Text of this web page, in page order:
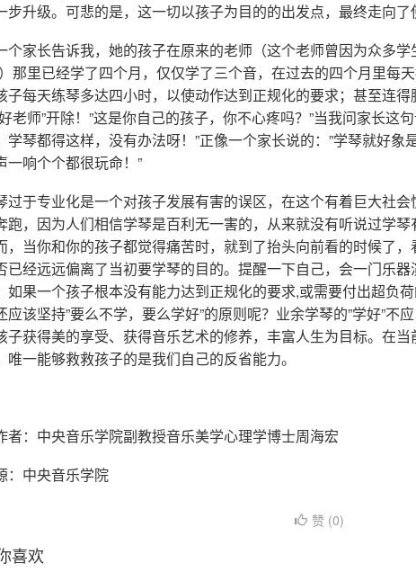
步升级。可悲的是，这一切以孩子为目的的出发点，最终走向了
个家长告诉我，她的孩子在原来的老师（这个老师曾因为众多
那里已经学了四个月，仅仅学了三个音，在过去的四个月里每
子每天练琴多达四小时，以使动作达到正规化的要求；甚至连
老师”开除！”这是你自己的孩子，你不心疼吗？”当我问家长这
学琴都得这样，没有办法呀！”正像一个家长说的：”学琴就好
一响个个都很玩命！”
过于专业化是一个对孩子发展有害的误区，在这个有着巨大社
跑，因为人们相信学琴是百利无一害的，从来就没有听说过学琴
，当你和你的孩子都觉得痛苦时，就到了抬头向前看的时候了
已经远远偏离了当初要学琴的目的。提醒一下自己，会一门乐
如果一个孩子根本没有能力达到正规化的要求,或需要付出超负
应该坚持”要么不学，要么学好”的原则呢？业余学琴的”学好”不
子获得美的享受、获得音乐艺术的修养，丰富人生为目标。在
唯一能够救救孩子的是我们自己的反省能力。
者：中央音乐学院副教授音乐美学心理学博士周海宏
：中央音乐学院
赞 (0)
喜欢